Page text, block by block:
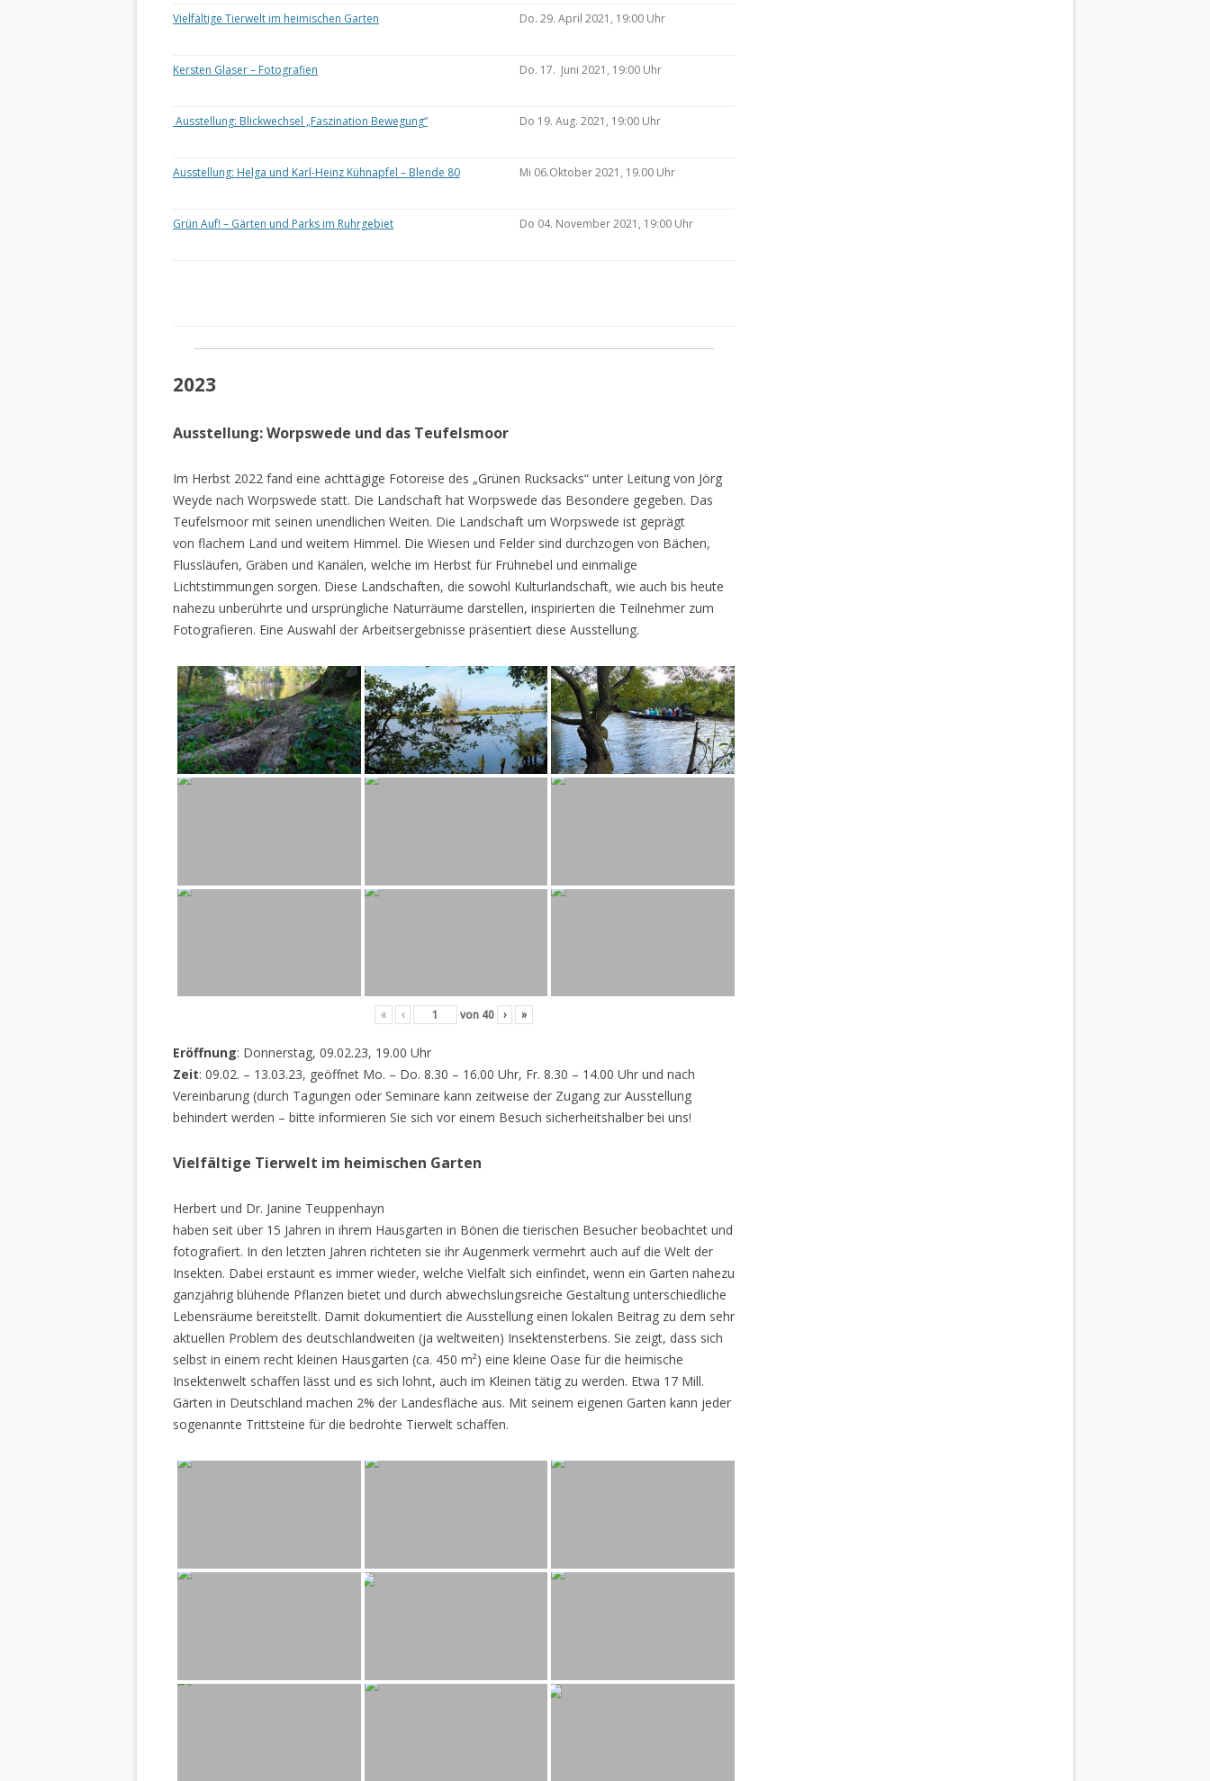
Vielfältige Tierwelt im heimischen Garten Do. 29. April 2021, 19:00 Uhr
Kersten Glaser – Fotografien Do. 17. Juni 2021, 19:00 Uhr
Ausstellung: Blickwechsel „Faszination Bewegung“ Do 19. Aug. 2021, 19:00 Uhr
Ausstellung: Helga und Karl-Heinz Kühnapfel – Blende 80 Mi 06.Oktober 2021, 19.00 Uhr
Grün Auf! – Gärten und Parks im Ruhrgebiet Do 04. November 2021, 19:00 Uhr
2023
Ausstellung: Worpswede und das Teufelsmoor
Im Herbst 2022 fand eine achttägige Fotoreise des „Grünen Rucksacks“ unter Leitung von Jörg
Weyde nach Worpswede statt. Die Landschaft hat Worpswede das Besondere gegeben. Das
Teufelsmoor mit seinen unendlichen Weiten. Die Landschaft um Worpswede ist geprägt
von flachem Land und weitem Himmel. Die Wiesen und Felder sind durchzogen von Bächen,
Flussläufen, Gräben und Kanälen, welche im Herbst für Frühnebel und einmalige
Lichtstimmungen sorgen. Diese Landschaften, die sowohl Kulturlandschaft, wie auch bis heute
nahezu unberührte und ursprüngliche Naturräume darstellen, inspirierten die Teilnehmer zum
Fotografieren. Eine Auswahl der Arbeitsergebnisse präsentiert diese Ausstellung.
« ‹ von 40 › »
Eröffnung: Donnerstag, 09.02.23, 19.00 Uhr
Zeit: 09.02. – 13.03.23, geöffnet Mo. – Do. 8.30 – 16.00 Uhr, Fr. 8.30 – 14.00 Uhr und nach
Vereinbarung (durch Tagungen oder Seminare kann zeitweise der Zugang zur Ausstellung
behindert werden – bitte informieren Sie sich vor einem Besuch sicherheitshalber bei uns!
Vielfältige Tierwelt im heimischen Garten
Herbert und Dr. Janine Teuppenhayn
haben seit über 15 Jahren in ihrem Hausgarten in Bönen die tierischen Besucher beobachtet und
fotografiert. In den letzten Jahren richteten sie ihr Augenmerk vermehrt auch auf die Welt der
Insekten. Dabei erstaunt es immer wieder, welche Vielfalt sich einfindet, wenn ein Garten nahezu
ganzjährig blühende Pflanzen bietet und durch abwechslungsreiche Gestaltung unterschiedliche
Lebensräume bereitstellt. Damit dokumentiert die Ausstellung einen lokalen Beitrag zu dem sehr
aktuellen Problem des deutschlandweiten (ja weltweiten) Insektensterbens. Sie zeigt, dass sich
selbst in einem recht kleinen Hausgarten (ca. 450 m²) eine kleine Oase für die heimische
Insektenwelt schaffen lässt und es sich lohnt, auch im Kleinen tätig zu werden. Etwa 17 Mill.
Gärten in Deutschland machen 2% der Landesfläche aus. Mit seinem eigenen Garten kann jeder
sogenannte Trittsteine für die bedrohte Tierwelt schaffen.